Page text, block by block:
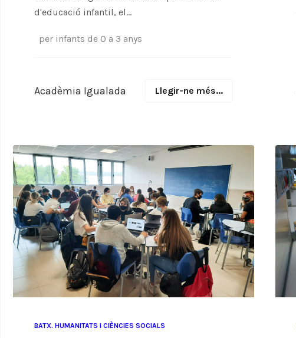
d'educació infantil, el...
per infants de 0 a 3 anys
Acadèmia Igualada Llegir-ne més...
BATX. HUMANITATS I CIÈNCIES SOCIALS